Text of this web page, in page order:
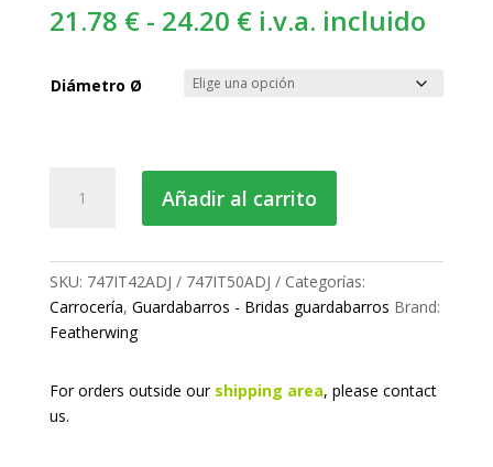
21.78 € - 24.20 €Rango
precios:
hasta
24.20 €
i.v.a. incluido
Diámetro Ø
guardabarros
Añadir al carrito
SKU: 747IT42ADJ / 747IT50ADJ
Categorías:
Carrocería, Guardabarros - Bridas guardabarros Brand:
Featherwing
For orders outside our shipping area, please contact
us.